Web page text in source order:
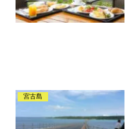
宮古島